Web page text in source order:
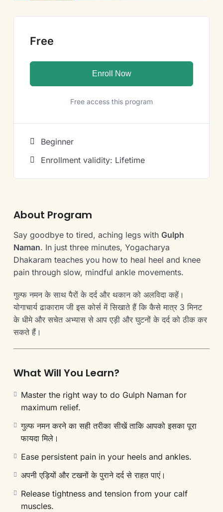
Free
Enroll Now
Free access this program
Beginner
Enrollment validity: Lifetime
About Program
Say goodbye to tired, aching legs with Gulph
Naman. In just three minutes, Yogacharya
Dhakaram teaches you how to heal heel and knee
pain through slow, mindful ankle movements.
गुल्फ नमन के साथ पैरों के दर्द और थकान को अलविदा कहें।
योगाचार्य ढाकाराम जी इस कोर्स में सिखाते हैं कि कैसे मात्र 3 मिनट
के धीमे और सचेत अभ्यास से आप एड़ी और घुटनों के दर्द को ठीक कर
सकते हैं।
What Will You Learn?
Master the right way to do Gulph Naman for
maximum relief.
गुल्फ नमन करने का सही तरीका सीखें ताकि आपको इसका पूरा
फायदा मिले।
Ease persistent pain in your heels and ankles.
अपनी एड़ियों और टखनों के पुराने दर्द से राहत पाएं।
Release tightness and tension from your calf
muscles.